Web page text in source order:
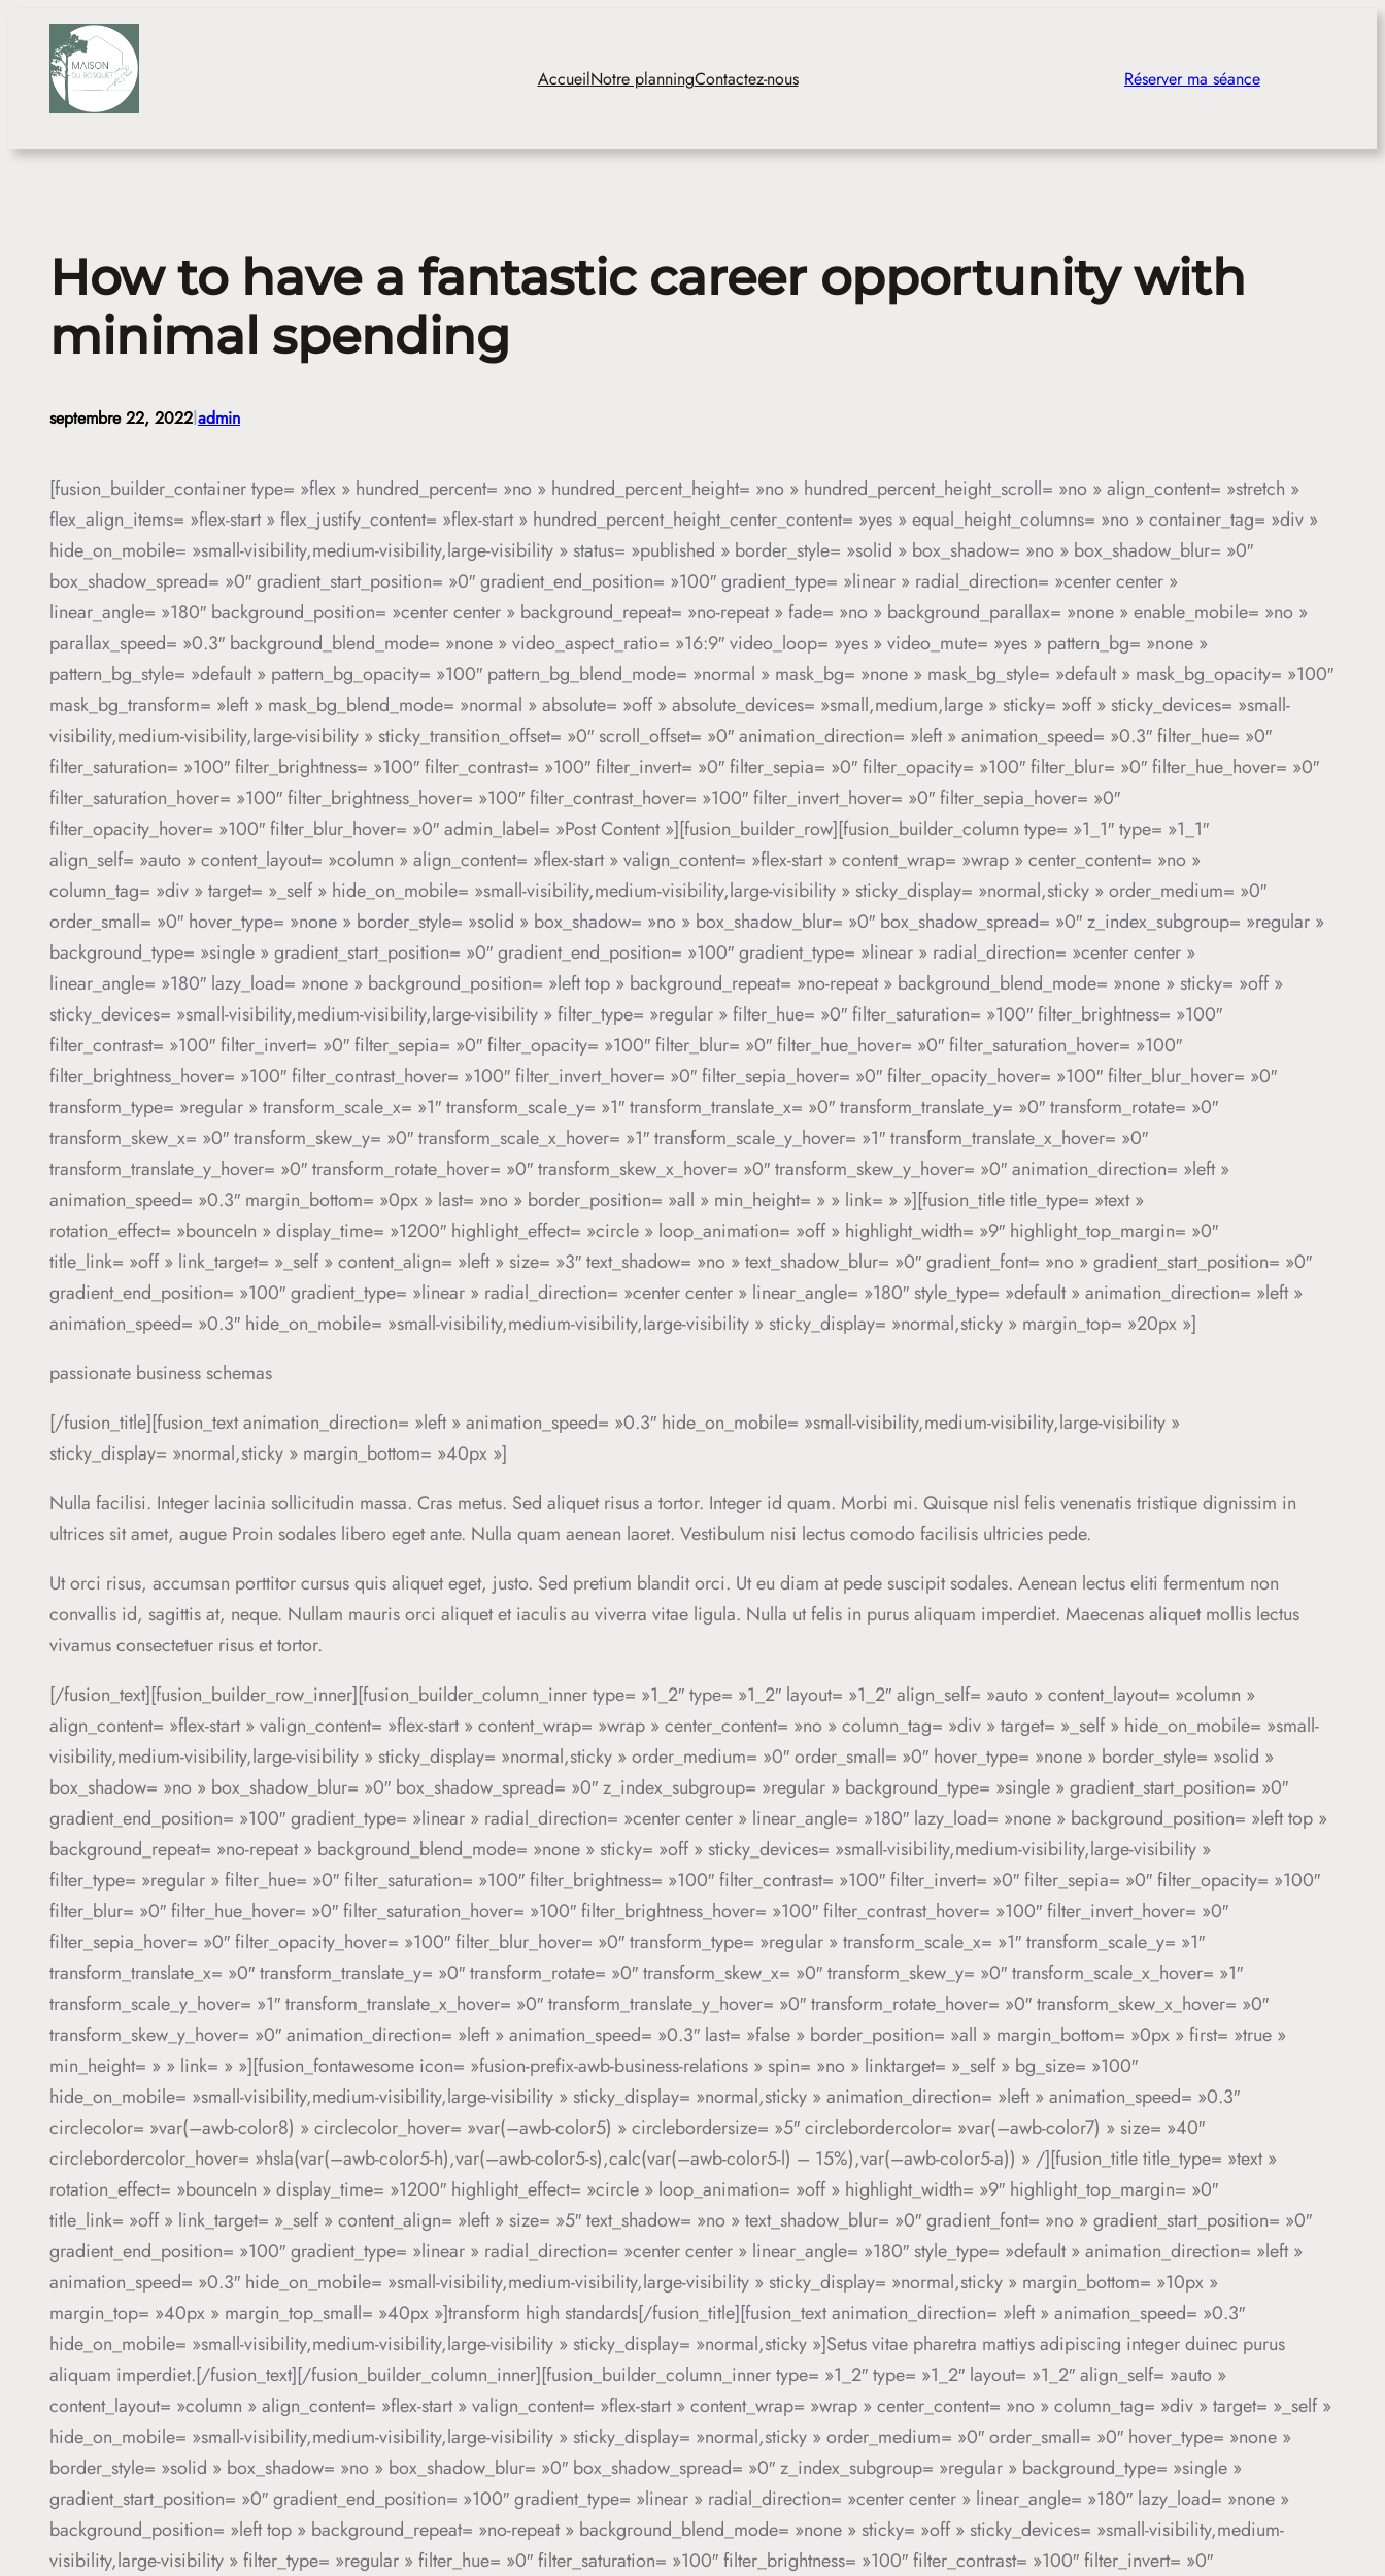
contenu
AccueilNotre planningContactez-nous Réserver ma séance
How to have a fantastic career opportunity with
minimal spending
septembre 22, 2022Iadmin
[fusion_builder_container type= »flex » hundred_percent= »no » hundred_percent_height= »no » hundred_percent_height_scroll= »no » align_content= »stretch »
flex_align_items= »flex-start » flex_justify_content= »flex-start » hundred_percent_height_center_content= »yes » equal_height_columns= »no » container_tag= »div »
hide_on_mobile= »small-visibility,medium-visibility,large-visibility » status= »published » border_style= »solid » box_shadow= »no » box_shadow_blur= »0″
box_shadow_spread= »0″ gradient_start_position= »0″ gradient_end_position= »100″ gradient_type= »linear » radial_direction= »center center »
linear_angle= »180″ background_position= »center center » background_repeat= »no-repeat » fade= »no » background_parallax= »none » enable_mobile= »no »
parallax_speed= »0.3″ background_blend_mode= »none » video_aspect_ratio= »16:9″ video_loop= »yes » video_mute= »yes » pattern_bg= »none »
pattern_bg_style= »default » pattern_bg_opacity= »100″ pattern_bg_blend_mode= »normal » mask_bg= »none » mask_bg_style= »default » mask_bg_opacity= »100″
mask_bg_transform= »left » mask_bg_blend_mode= »normal » absolute= »off » absolute_devices= »small,medium,large » sticky= »off » sticky_devices= »small-
visibility,medium-visibility,large-visibility » sticky_transition_offset= »0″ scroll_offset= »0″ animation_direction= »left » animation_speed= »0.3″ filter_hue= »0″
filter_saturation= »100″ filter_brightness= »100″ filter_contrast= »100″ filter_invert= »0″ filter_sepia= »0″ filter_opacity= »100″ filter_blur= »0″ filter_hue_hover= »0″
filter_saturation_hover= »100″ filter_brightness_hover= »100″ filter_contrast_hover= »100″ filter_invert_hover= »0″ filter_sepia_hover= »0″
filter_opacity_hover= »100″ filter_blur_hover= »0″ admin_label= »Post Content »][fusion_builder_row][fusion_builder_column type= »1_1″ type= »1_1″
align_self= »auto » content_layout= »column » align_content= »flex-start » valign_content= »flex-start » content_wrap= »wrap » center_content= »no »
column_tag= »div » target= »_self » hide_on_mobile= »small-visibility,medium-visibility,large-visibility » sticky_display= »normal,sticky » order_medium= »0″
order_small= »0″ hover_type= »none » border_style= »solid » box_shadow= »no » box_shadow_blur= »0″ box_shadow_spread= »0″ z_index_subgroup= »regular »
background_type= »single » gradient_start_position= »0″ gradient_end_position= »100″ gradient_type= »linear » radial_direction= »center center »
linear_angle= »180″ lazy_load= »none » background_position= »left top » background_repeat= »no-repeat » background_blend_mode= »none » sticky= »off »
sticky_devices= »small-visibility,medium-visibility,large-visibility » filter_type= »regular » filter_hue= »0″ filter_saturation= »100″ filter_brightness= »100″
filter_contrast= »100″ filter_invert= »0″ filter_sepia= »0″ filter_opacity= »100″ filter_blur= »0″ filter_hue_hover= »0″ filter_saturation_hover= »100″
filter_brightness_hover= »100″ filter_contrast_hover= »100″ filter_invert_hover= »0″ filter_sepia_hover= »0″ filter_opacity_hover= »100″ filter_blur_hover= »0″
transform_type= »regular » transform_scale_x= »1″ transform_scale_y= »1″ transform_translate_x= »0″ transform_translate_y= »0″ transform_rotate= »0″
transform_skew_x= »0″ transform_skew_y= »0″ transform_scale_x_hover= »1″ transform_scale_y_hover= »1″ transform_translate_x_hover= »0″
transform_translate_y_hover= »0″ transform_rotate_hover= »0″ transform_skew_x_hover= »0″ transform_skew_y_hover= »0″ animation_direction= »left »
animation_speed= »0.3″ margin_bottom= »0px » last= »no » border_position= »all » min_height= » » link= » »][fusion_title title_type= »text »
rotation_effect= »bounceIn » display_time= »1200″ highlight_effect= »circle » loop_animation= »off » highlight_width= »9″ highlight_top_margin= »0″
title_link= »off » link_target= »_self » content_align= »left » size= »3″ text_shadow= »no » text_shadow_blur= »0″ gradient_font= »no » gradient_start_position= »0″
gradient_end_position= »100″ gradient_type= »linear » radial_direction= »center center » linear_angle= »180″ style_type= »default » animation_direction= »left »
animation_speed= »0.3″ hide_on_mobile= »small-visibility,medium-visibility,large-visibility » sticky_display= »normal,sticky » margin_top= »20px »]
passionate business schemas
[/fusion_title][fusion_text animation_direction= »left » animation_speed= »0.3″ hide_on_mobile= »small-visibility,medium-visibility,large-visibility »
sticky_display= »normal,sticky » margin_bottom= »40px »]
Nulla facilisi. Integer lacinia sollicitudin massa. Cras metus. Sed aliquet risus a tortor. Integer id quam. Morbi mi. Quisque nisl felis venenatis tristique dignissim in
ultrices sit amet, augue Proin sodales libero eget ante. Nulla quam aenean laoret. Vestibulum nisi lectus comodo facilisis ultricies pede.
Ut orci risus, accumsan porttitor cursus quis aliquet eget, justo. Sed pretium blandit orci. Ut eu diam at pede suscipit sodales. Aenean lectus eliti fermentum non
convallis id, sagittis at, neque. Nullam mauris orci aliquet et iaculis au viverra vitae ligula. Nulla ut felis in purus aliquam imperdiet. Maecenas aliquet mollis lectus
vivamus consectetuer risus et tortor.
[/fusion_text][fusion_builder_row_inner][fusion_builder_column_inner type= »1_2″ type= »1_2″ layout= »1_2″ align_self= »auto » content_layout= »column »
align_content= »flex-start » valign_content= »flex-start » content_wrap= »wrap » center_content= »no » column_tag= »div » target= »_self » hide_on_mobile= »small-
visibility,medium-visibility,large-visibility » sticky_display= »normal,sticky » order_medium= »0″ order_small= »0″ hover_type= »none » border_style= »solid »
box_shadow= »no » box_shadow_blur= »0″ box_shadow_spread= »0″ z_index_subgroup= »regular » background_type= »single » gradient_start_position= »0″
gradient_end_position= »100″ gradient_type= »linear » radial_direction= »center center » linear_angle= »180″ lazy_load= »none » background_position= »left top »
background_repeat= »no-repeat » background_blend_mode= »none » sticky= »off » sticky_devices= »small-visibility,medium-visibility,large-visibility »
filter_type= »regular » filter_hue= »0″ filter_saturation= »100″ filter_brightness= »100″ filter_contrast= »100″ filter_invert= »0″ filter_sepia= »0″ filter_opacity= »100″
filter_blur= »0″ filter_hue_hover= »0″ filter_saturation_hover= »100″ filter_brightness_hover= »100″ filter_contrast_hover= »100″ filter_invert_hover= »0″
filter_sepia_hover= »0″ filter_opacity_hover= »100″ filter_blur_hover= »0″ transform_type= »regular » transform_scale_x= »1″ transform_scale_y= »1″
transform_translate_x= »0″ transform_translate_y= »0″ transform_rotate= »0″ transform_skew_x= »0″ transform_skew_y= »0″ transform_scale_x_hover= »1″
transform_scale_y_hover= »1″ transform_translate_x_hover= »0″ transform_translate_y_hover= »0″ transform_rotate_hover= »0″ transform_skew_x_hover= »0″
transform_skew_y_hover= »0″ animation_direction= »left » animation_speed= »0.3″ last= »false » border_position= »all » margin_bottom= »0px » first= »true »
min_height= » » link= » »][fusion_fontawesome icon= »fusion-prefix-awb-business-relations » spin= »no » linktarget= »_self » bg_size= »100″
hide_on_mobile= »small-visibility,medium-visibility,large-visibility » sticky_display= »normal,sticky » animation_direction= »left » animation_speed= »0.3″
circlecolor= »var(–awb-color8) » circlecolor_hover= »var(–awb-color5) » circlebordersize= »5″ circlebordercolor= »var(–awb-color7) » size= »40″
circlebordercolor_hover= »hsla(var(–awb-color5-h),var(–awb-color5-s),calc(var(–awb-color5-l) – 15%),var(–awb-color5-a)) » /][fusion_title title_type= »text »
rotation_effect= »bounceIn » display_time= »1200″ highlight_effect= »circle » loop_animation= »off » highlight_width= »9″ highlight_top_margin= »0″
title_link= »off » link_target= »_self » content_align= »left » size= »5″ text_shadow= »no » text_shadow_blur= »0″ gradient_font= »no » gradient_start_position= »0″
gradient_end_position= »100″ gradient_type= »linear » radial_direction= »center center » linear_angle= »180″ style_type= »default » animation_direction= »left »
animation_speed= »0.3″ hide_on_mobile= »small-visibility,medium-visibility,large-visibility » sticky_display= »normal,sticky » margin_bottom= »10px »
margin_top= »40px » margin_top_small= »40px »]transform high standards[/fusion_title][fusion_text animation_direction= »left » animation_speed= »0.3″
hide_on_mobile= »small-visibility,medium-visibility,large-visibility » sticky_display= »normal,sticky »]Setus vitae pharetra mattiys adipiscing integer duinec purus
aliquam imperdiet.[/fusion_text][/fusion_builder_column_inner][fusion_builder_column_inner type= »1_2″ type= »1_2″ layout= »1_2″ align_self= »auto »
content_layout= »column » align_content= »flex-start » valign_content= »flex-start » content_wrap= »wrap » center_content= »no » column_tag= »div » target= »_self »
hide_on_mobile= »small-visibility,medium-visibility,large-visibility » sticky_display= »normal,sticky » order_medium= »0″ order_small= »0″ hover_type= »none »
border_style= »solid » box_shadow= »no » box_shadow_blur= »0″ box_shadow_spread= »0″ z_index_subgroup= »regular » background_type= »single »
gradient_start_position= »0″ gradient_end_position= »100″ gradient_type= »linear » radial_direction= »center center » linear_angle= »180″ lazy_load= »none »
background_position= »left top » background_repeat= »no-repeat » background_blend_mode= »none » sticky= »off » sticky_devices= »small-visibility,medium-
visibility,large-visibility » filter_type= »regular » filter_hue= »0″ filter_saturation= »100″ filter_brightness= »100″ filter_contrast= »100″ filter_invert= »0″